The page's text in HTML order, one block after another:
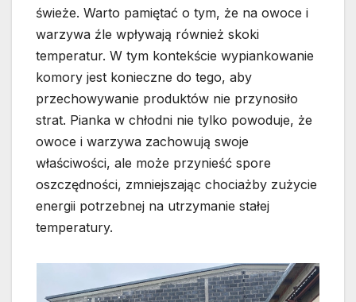
świeże. Warto pamiętać o tym, że na owoce i
warzywa źle wpływają również skoki
temperatur. W tym kontekście wypiankowanie
komory jest konieczne do tego, aby
przechowywanie produktów nie przynosiło
strat. Pianka w chłodni nie tylko powoduje, że
owoce i warzywa zachowują swoje
właściwości, ale może przynieść spore
oszczędności, zmniejszając chociażby zużycie
energii potrzebnej na utrzymanie stałej
temperatury.